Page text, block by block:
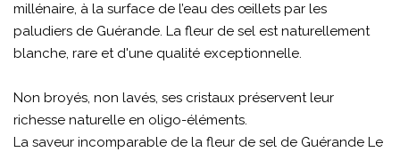
millénaire, à la surface de l’eau des œillets par les
paludiers de Guérande. La fleur de sel est naturellement
blanche, rare et d'une qualité exceptionnelle.
Non broyés, non lavés, ses cristaux préservent leur
richesse naturelle en oligo-éléments.
La saveur incomparable de la fleur de sel de Guérande Le